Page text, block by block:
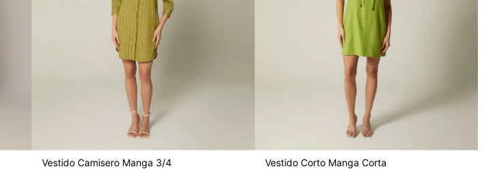
Vestido Camisero Manga 3/4 Vestido Corto Manga Corta